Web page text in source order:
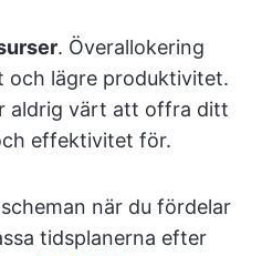
. Överallokering
och lägre produktivitet.
aldrig värt att offra ditt
effektivitet för.
när du fördelar
tidsplanerna efter